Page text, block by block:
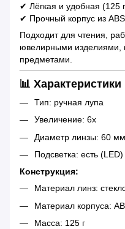
✔ Лёгкая и удобная (125
✔ Прочный корпус из
Подходит для чтения,
ювелирными изделиями,
предметами.
📊 Характеристики
Тип: ручная лупа
Увеличение: 6x
Диаметр линзы: 60 мм
Подсветка: есть (LED)
Конструкция:
Материал линз:
Материал корпуса:
Масса: 125 г